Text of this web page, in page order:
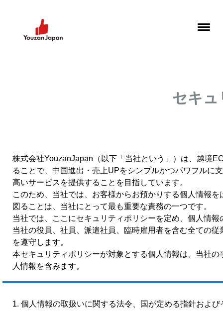
セキュ
株式会社YouzanJapan（以下「当社という」）は、越境
ることで、中国進出・売上UPをシンプルかつパワフルに
高いサービスを提供することを目指しています。
このため、当社では、お客様からお預かりする個人情報
図ることは、当社にとって最も重要な責務の一つです。
当社では、ここにセキュリティポリシーを定め、個人情
当社の役員、社員、派遣社員、臨時雇用者を含む全ての
を遵守します。
本セキュリティポリシーが対象とする個人情報は、当社
人情報を含みます。
1. 個人情報の取扱いに関する法令、国が定める指針およ